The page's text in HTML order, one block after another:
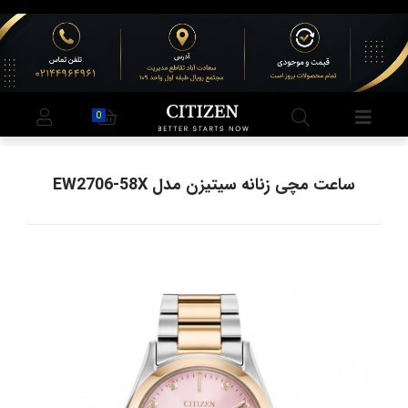
ساعت مچی زنانه سیتیزن مدل EW2706-58X
0